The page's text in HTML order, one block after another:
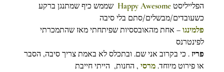
הפלייליסט Happy Awesome שממש כיף שמתנגן ברקע
כשעובדים/מבשלים/סתם בלי סיבה
פלמינגו – אחת מהאובססיות שפיתחתי מאז שהתמכרתי
לפינטרנס
פריז . כי בקרוב אני שם. ובתכלס לא באמת צריך סיבה, הסבר
או פירוט מיוחד. מרסי , החנות,  הייתי חייבת